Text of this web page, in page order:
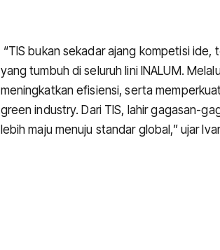
“TIS bukan sekadar ajang kompetisi
yang tumbuh di seluruh lini INALUM.
meningkatkan efisiensi, serta
green industry. Dari TIS, lahir gagasan-
lebih maju menuju standar global,” ujar